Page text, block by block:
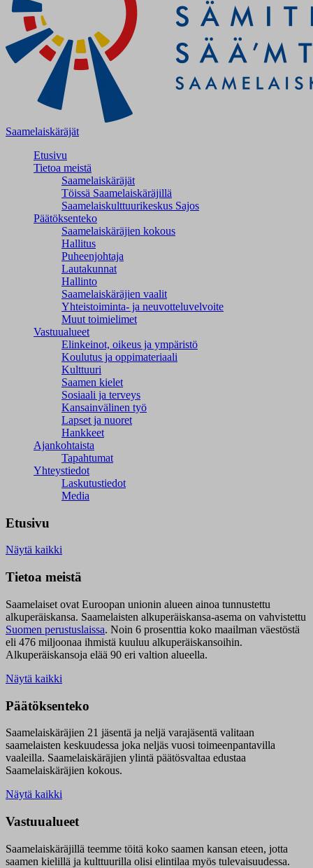
Saamelaiskäräjät
Etusivu
Tietoa meistä
Saamelaiskäräjät
Töissä Saamelaiskäräjillä
Saamelaiskulttuuri­keskus Sajos
Päätöksenteko
Saamelaiskäräjien kokous
Hallitus
Puheenjohtaja
Lautakunnat
Hallinto
Saamelaiskäräjien vaalit
Yhteistoiminta- ja neuvotteluvelvoite
Muut toimielimet
Vastuualueet
Elinkeinot, oikeus ja ympäristö
Koulutus ja oppimateriaali
Kulttuuri
Saamen kielet
Sosiaali ja terveys
Kansainvälinen työ
Lapset ja nuoret
Hankkeet
Ajankohtaista
Tapahtumat
Yhteystiedot
Laskutustiedot
Media
Etusivu
Näytä kaikki
Tietoa meistä
Saamelaiset ovat Euroopan unionin alueen ainoa tunnustettu
alkuperäiskansa. Saamelaisten alkuperäiskansa-asema on vahvistettu
Suomen perustuslaissa. Noin 6 prosenttia koko maailman väestöstä
eli 476 miljoonaa ihmistä kuuluu alkuperäiskansoihin.
Alkuperäiskansoja elää 90 eri valtion alueella.
Näytä kaikki
Päätöksenteko
Saamelaiskäräjien 21 jäsentä ja neljä varajäsentä valitaan
saamelaisten keskuudessa joka neljäs vuosi toimeenpantavilla
vaaleilla. Saamelaiskäräjien ylintä päätösvaltaa edustaa
Saamelaiskäräjien kokous.
Näytä kaikki
Vastuualueet
Saamelaiskäräjillä teemme töitä koko saamen kansan eteen, jotta
saamen kielillä ja kulttuurilla olisi elintilaa myös tulevaisuudessa.